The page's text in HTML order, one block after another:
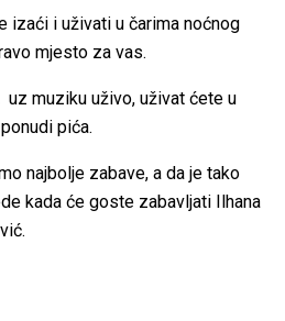
izaći i uživati u čarima noćnog
mjesto za vas.
uz muziku uživo, uživat ćete u
pića.
najbolje zabave, a da je tako
kada će goste zabavljati Ilhana